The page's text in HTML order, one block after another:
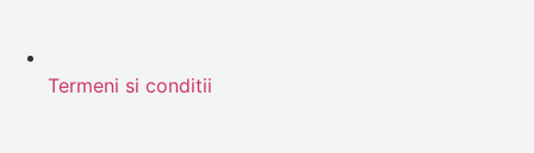
Termeni si conditii